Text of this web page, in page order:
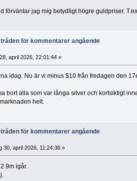
förväntar jag mig betydligt högre guldpriser.
tråden för kommentarer angående
april 2026, 22:01:44 »
idag. Nu är vi minus $10 från fredagen den
bort alla som var långa silver och kortsiktigt
helt.
tråden för kommentarer angående
30, april 2026, 11:24:36 »
igår.